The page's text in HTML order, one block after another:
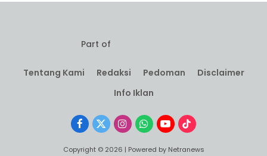
Part of
Tentang Kami Redaksi Pedoman
Disclaimer
Info Iklan
Facebook
X
InstagramWhatsApp
YouTubeTikTok
Copyright © 2026 | Powered by Netranews